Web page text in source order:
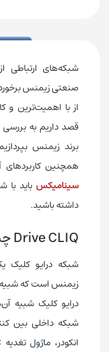
شبکه‌های ارتباطی
از با اهمیت‌ترین و
قصد داریم به بررسی
برند زیمنس
همچنین کاربردهای
سینامیکس
داشته باشید.
Drive CLIQ چیست؟
شبکه درایو کلیک
زیمنس است که شبیه
شبکه داخلی بین